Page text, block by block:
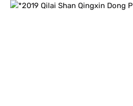
Bildergalerie überspringen